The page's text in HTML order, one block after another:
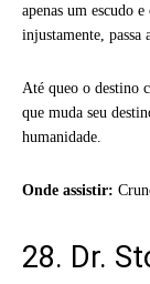
apenas um escudo
injustamente, passa
Até queo o destino
que muda seu
humanidade.
Onde assistir:
28. Dr.